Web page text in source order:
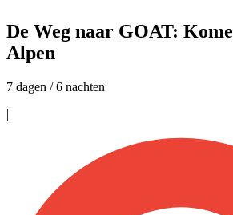
De Weg naar GOAT:
Alpen
7 dagen / 6 nachten
|